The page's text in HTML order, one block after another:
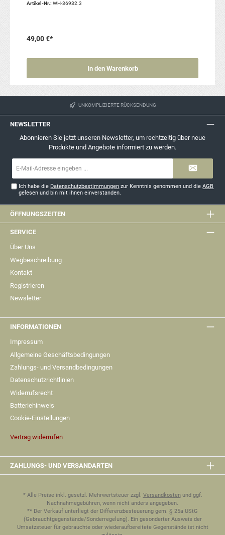
1 Stück nach GrößenauswahlS-XXL Artikelzustand: neu,
Artikel-Nr.: WH-36932.3
49,00 €*
In den Warenkorb
UNKOMPLIZIERTE RÜCKSENDUNG
NEWSLETTER
Abonnieren Sie jetzt unseren Newsletter, um rechtzeitig über neue
Produkte und Angebote informiert zu werden.
Ich habe die Datenschutzbestimmungen zur Kenntnis genommen und dieAGB
gelesen und bin mit ihnen einverstanden.
ÖFFNUNGSZEITEN
SERVICE
Über Uns
Wegbeschreibung
Kontakt
Registrieren
Newsletter
INFORMATIONEN
Impressum
Allgemeine Geschäftsbedingungen
Zahlungs- und Versandbedingungen
Datenschutzrichtlinien
Widerrufsrecht
Batteriehinweis
Cookie-Einstellungen
Vertrag widerrufen
ZAHLUNGS- UND VERSANDARTEN
* Alle Preise inkl. gesetzl. Mehrwertsteuer zzgl. Versandkostenund ggf.
Nachnahmegebühren, wenn nicht anders angegeben.
** Der Verkauf unterliegt der Differenzbesteuerung gem. § 25a UStG
(Gebrauchtgegenstände/Sonderregelung). Ein gesonderter Ausweis der
Umsatzsteuer für gebrauchte oder wiederaufbereitete Gegenstände ist nicht